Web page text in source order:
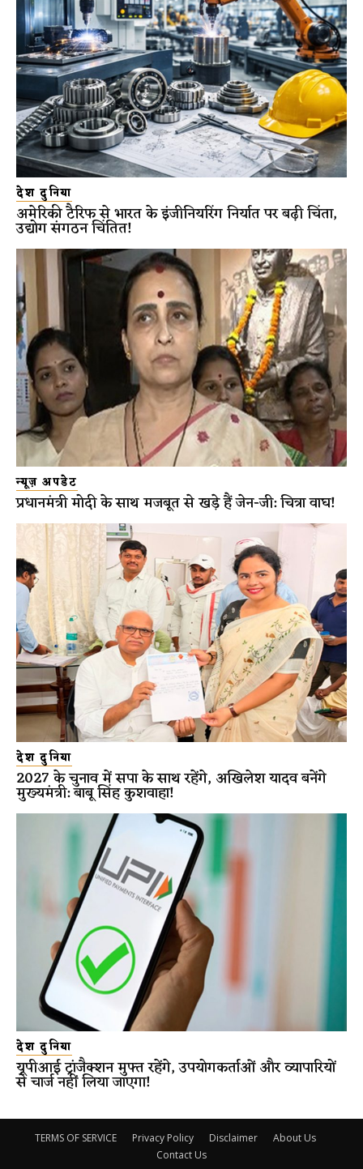
देश दुनिया
अमेरिकी टैरिफ से भारत के इंजीनियरिंग निर्यात पर बढ़ी चिंता,
उद्योग संगठन चिंतित!
न्यूज़ अपडेट
प्रधानमंत्री मोदी के साथ मजबूत से खड़े हैं जेन-जी: चित्रा वाघ!
देश दुनिया
2027 के चुनाव में सपा के साथ रहेंगे, अखिलेश यादव बनेंगे
मुख्यमंत्री: बाबू सिंह कुशवाहा!
देश दुनिया
यूपीआई ट्रांजैक्शन मुफ्त रहेंगे, उपयोगकर्ताओं और व्यापारियों
से चार्ज नहीं लिया जाएगा!
TERMS OF SERVICE Privacy Policy Disclaimer
About Us
Contact Us